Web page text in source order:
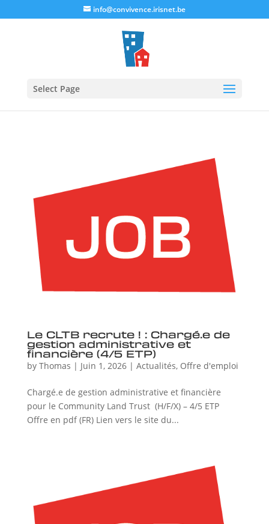
info@convivence.irisnet.be
Select Page
Le CLTB recrute ! : Chargé.e de
gestion administrative et
financière (4/5 ETP)
by Thomas | Juin 1, 2026| Actualités, Offre d'emploi
Chargé.e de gestion administrative et financière
pour le Community Land Trust (H/F/X) – 4/5 ETP
Offre en pdf (FR) Lien vers le site du...